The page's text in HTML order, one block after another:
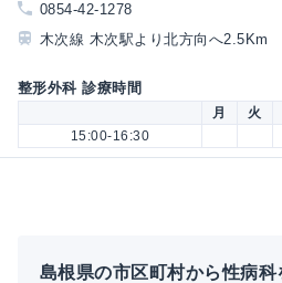
0854-42-1278
木次線 木次駅より北方向へ2.5Km
整形外科 診療時間
月 火
15:00-16:30
島根県の市区町村から性病科